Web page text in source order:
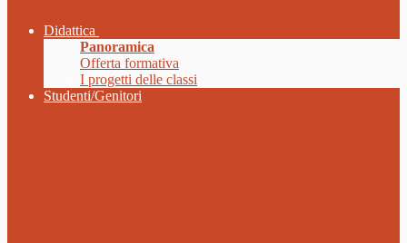
Didattica
Panoramica
Offerta formativa
I progetti delle classi
Studenti/Genitori